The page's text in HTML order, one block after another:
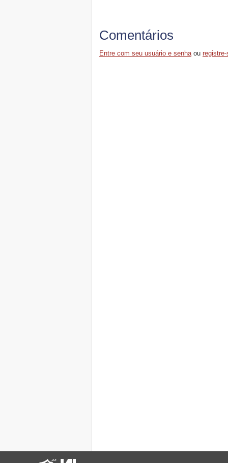
Comentários
Entre com seu usuário e senha ou